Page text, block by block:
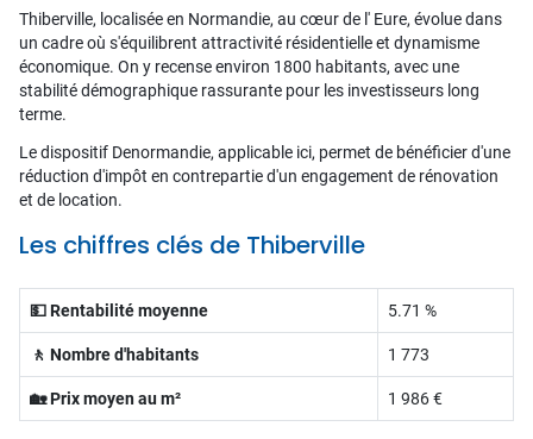
Thiberville, localisée en Normandie, au cœur de l' Eure, évolue dans
un cadre où s'équilibrent attractivité résidentielle et dynamisme
économique. On y recense environ 1800 habitants, avec une
stabilité démographique rassurante pour les investisseurs long
terme.
Le dispositif Denormandie, applicable ici, permet de bénéficier d'une
réduction d'impôt en contrepartie d'un engagement de rénovation
et de location.
Les chiffres clés de Thiberville
💵 Rentabilité moyenne 5.71 %
🚶 Nombre d'habitants 1 773
🏡 Prix moyen au m² 1 986 €